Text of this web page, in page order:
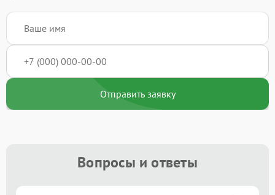
Отправить заявку
Вопросы и ответы